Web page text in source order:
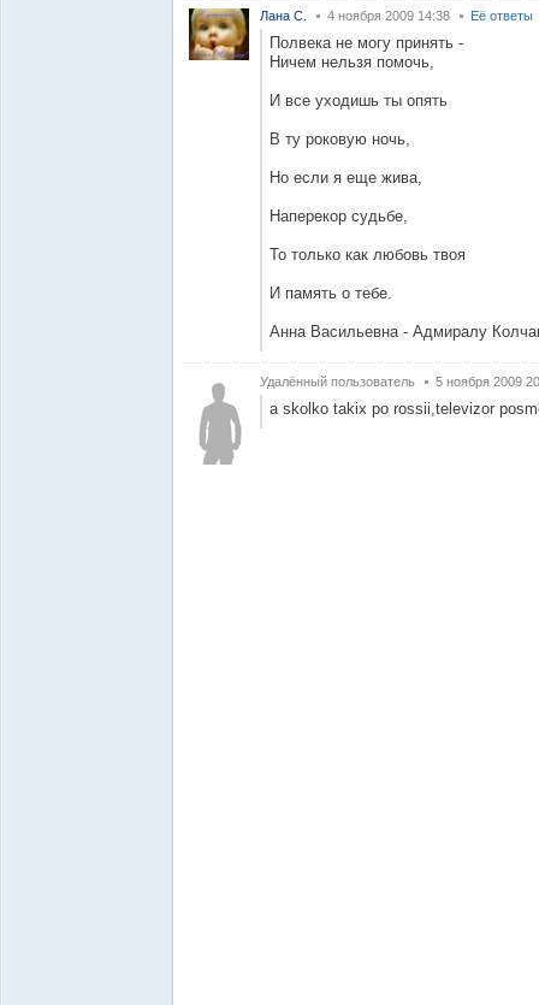
Лана С. 4 ноября 2009 14:38 Её ответы
Полвека не могу принять -
Ничем нельзя помочь,
И все уходишь ты опять
В ту роковую ночь,
Но если я еще жива,
Наперекор судьбе,
То только как любовь твоя
И память о тебе.
Анна Васильевна - Адмиралу
Удалённый пользователь 5 ноября 2009
a skolko takix po rossii,televizor